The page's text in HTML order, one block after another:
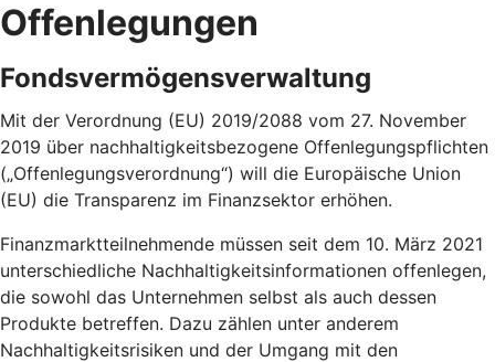
Offenlegungen
Fondsvermögensverwaltung
Mit der Verordnung (EU) 2019/2088 vom 27. November
2019 über nachhaltigkeitsbezogene Offenlegungspflichten
(„Offenlegungsverordnung“) will die Europäische Union
(EU) die Transparenz im Finanzsektor erhöhen.
Finanzmarktteilnehmende müssen seit dem 10. März 2021
unterschiedliche Nachhaltigkeitsinformationen offenlegen,
die sowohl das Unternehmen selbst als auch dessen
Produkte betreffen. Dazu zählen unter anderem
Nachhaltigkeitsrisiken und der Umgang mit den